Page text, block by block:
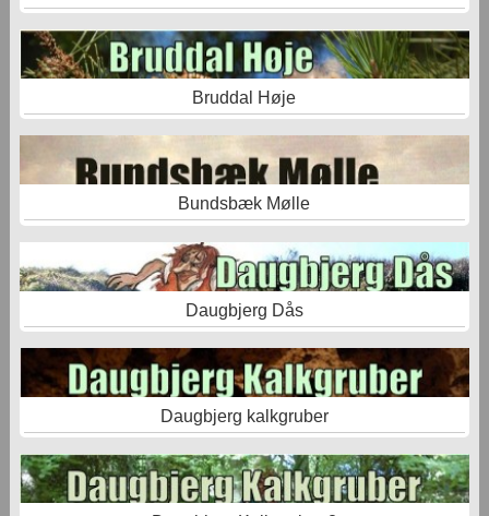
Bruddal Høje
Bundsbæk Mølle
Daugbjerg Dås
Daugbjerg kalkgruber